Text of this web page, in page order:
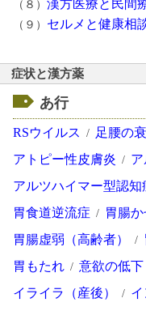
（８） 漢方医療と民間
（９） セルメと健康相
症状と漢方薬
あ行
RSウイルス 足腰の
アトピー性皮膚炎
アルツハイマー型認知
胃食道逆流症
胃腸
胃腸虚弱（高齢者）
胃もたれ
意欲の低下
イライラ（産後）